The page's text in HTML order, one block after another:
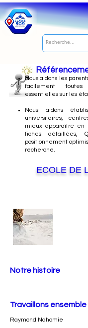
Nousaidons les
facilement
essentielles sur les
Nous aidons
universitaires,
mieux apparaître en
fiches détaillées,
positionnement
recherche.
ECOLE DE
Notre histoire
Travaillons ensemble
Raymond Nahomie